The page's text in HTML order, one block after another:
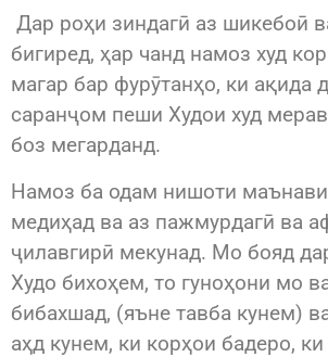
Дар роҳи зиндагӣ аз шикебоӣ
бигиред, ҳар чанд намоз худ
магар бар фурӯтанҳо, ки ақида
саранҷом пеши Худои худ
боз мегарданд.
Намоз ба одам нишоти
медиҳад ва аз пажмурдагӣ ва
ҷилавгирӣ мекунад. Мо бояд
Худо бихоҳем, то гуноҳони мо
бибахшад, (яъне тавба кунем)
аҳд кунем, ки корҳои бадеро,